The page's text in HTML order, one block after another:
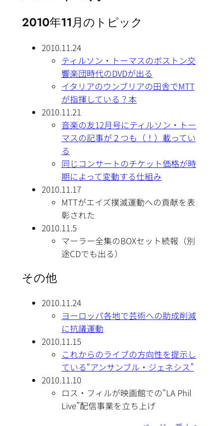
2010年11月のトピック
2010.11.24
ティルソン・トーマスのボストン交
響楽団時代のDVDが出る
イタリアのウンブリアの田舎でMTT
が指揮している？本
2010.11.21
音楽の友12月号にティルソン・トー
マスの記事が２つも（！）載ってい
る
同じコンサートのチケット価格が時
期によって変動する仕組み
2010.11.17
MTTがエイズ撲滅運動への貢献を表
彰された
2010.11.5
マーラー全集のBOXセット続報（別
途CDでも出る）
その他
2010.11.24
ヨーロッパ各地で芸術への助成削減
に抗議運動
2010.11.15
これからのライブの方向性を提示し
ている“アンサンブル・ジェネシス”
2010.11.10
ロス・フィルが映画館での“LA Phil
Live”配信事業を立ち上げ